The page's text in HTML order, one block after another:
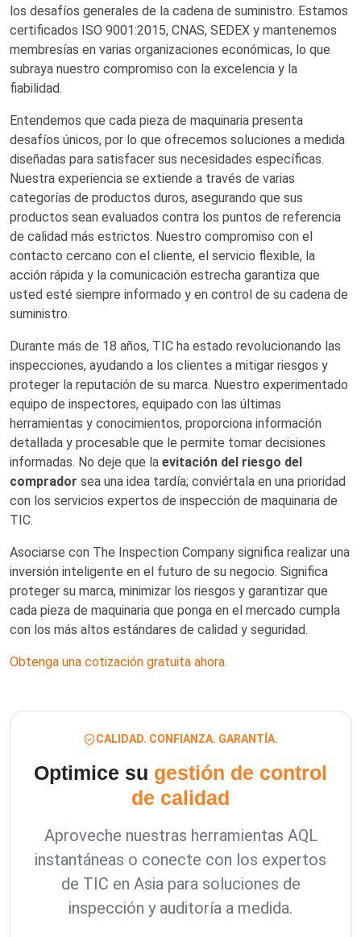
los desafíos generales de la cadena de suministro. Estamos
certificados ISO 9001:2015, CNAS, SEDEX y mantenemos
membresías en varias organizaciones económicas, lo que
subraya nuestro compromiso con la excelencia y la
fiabilidad.
Entendemos que cada pieza de maquinaria presenta
desafíos únicos, por lo que ofrecemos soluciones a medida
diseñadas para satisfacer sus necesidades específicas.
Nuestra experiencia se extiende a través de varias
categorías de productos duros, asegurando que sus
productos sean evaluados contra los puntos de referencia
de calidad más estrictos. Nuestro compromiso con el
contacto cercano con el cliente, el servicio flexible, la
acción rápida y la comunicación estrecha garantiza que
usted esté siempre informado y en control de su cadena de
suministro.
Durante más de 18 años, TIC ha estado revolucionando las
inspecciones, ayudando a los clientes a mitigar riesgos y
proteger la reputación de su marca. Nuestro experimentado
equipo de inspectores, equipado con las últimas
herramientas y conocimientos, proporciona información
detallada y procesable que le permite tomar decisiones
informadas. No deje que la evitación del riesgo del
comprador sea una idea tardía; conviértala en una prioridad
con los servicios expertos de inspección de maquinaria de
TIC.
Asociarse con The Inspection Company significa realizar una
inversión inteligente en el futuro de su negocio. Significa
proteger su marca, minimizar los riesgos y garantizar que
cada pieza de maquinaria que ponga en el mercado cumpla
con los más altos estándares de calidad y seguridad.
Obtenga una cotización gratuita ahora.
CALIDAD. CONFIANZA. GARANTÍA.
Optimice su gestión de control
de calidad
Aproveche nuestras herramientas AQL
instantáneas o conecte con los expertos
de TIC en Asia para soluciones de
inspección y auditoría a medida.